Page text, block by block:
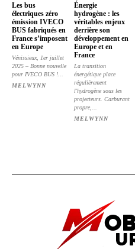
Les bus
électriques zéro
émission IVECO
BUS fabriqués en
France s’imposent
en Europe
Vénissieux, 1er juillet
2025 – Bonne nouvelle
pour IVECO BUS !...
MELWYNN
Énergie
hydrogène : les
véritables enjeux
derrière son
développement en
Europe et en
France
La transition
énergétique place
régulièrement
l'hydrogène sous les
projecteurs. Carburant
propre,...
MELWYNN